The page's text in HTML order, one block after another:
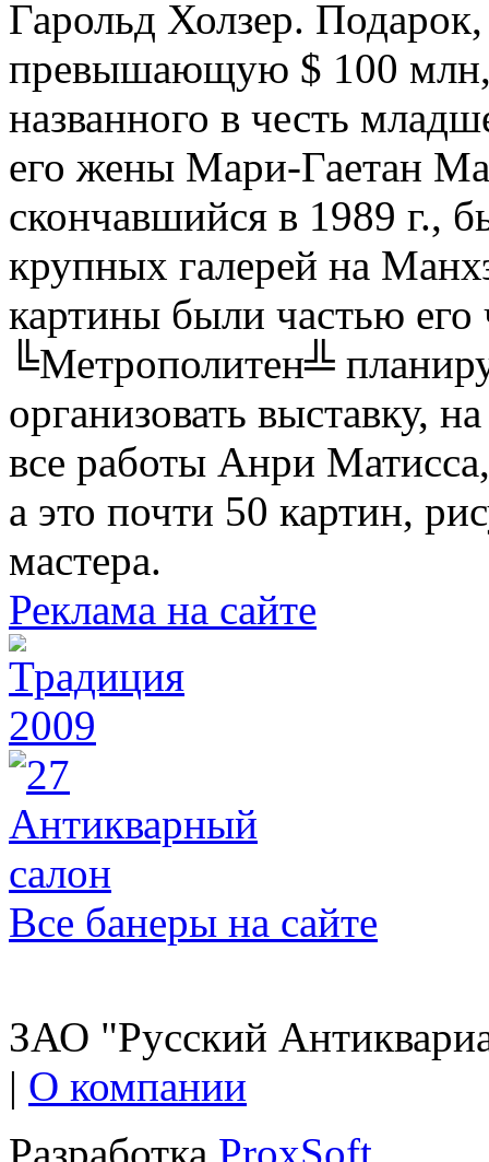
Гарольд Холзер.
превышающую $ 100 млн,
названного в честь
его жены Мари-Гаетан
скончавшийся в 1989 г.,
крупных галерей на
картины были частью его
╚Метрополитен╩
организовать выставку,
все работы Анри
а это почти 50 картин,
мастера.
Реклама на сайте
Все банеры на сайте
ЗАО "Русский
| О компании
Разработка ProxSoft